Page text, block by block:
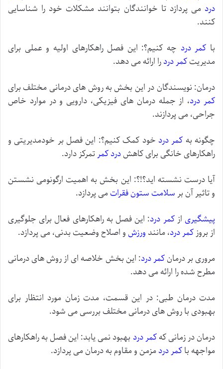
درد می پردازد تا خوانندگان بتوانند مشکلات خود را شناسایی
کنند.
با کمر درد چه کنیم؟: این فصل راهکارهای اولیه و عملی برای
مدیریتکمر دردرا ارائه می دهد.
درمان: نویسندگان در این بخش به روش های درمانی مختلف برای
کمر درد، از جمله درمان های فیزیکی، دارویی و در موارد خاص
جراحی، می پردازند.
چگونه به کمر درد خود کمک کنیم؟: این فصل بر خودمدیریتی و
راهکارهای خانگی برای کاهشدرد کمر تمرکز دارد.
آیا درست نشسته اید؟!؟: این بخش به اهمیت ارگونومی نشستن
و تاثیر آن بر سلامتستون فقراتمی پردازد.
پیشگیری ازکمر درد: این فصل به راهکارهای فعال برای جلوگیری
از بروز کمر درد، مانند ورزش و اصلاح وضعیت بدنی، می پردازد.
مروری بر درمانکمر درد: این بخش خلاصه ای از روش های درمانی
مطرح شده را ارائه می دهد.
مدت درمان طبی: در این قسمت، مدت زمان مورد انتظار برای
بهبودی با روش های درمانی مختلف بررسی می شود.
درمان در زمانی کهکمر درد بهبود نمی یابد: این فصل به راهکارهای
مواجهه باکمر دردمزمن و مقاوم به درمان می پردازد.